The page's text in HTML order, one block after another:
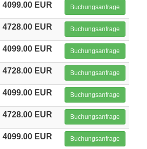
4099.00 EUR Buchungsanfrage
4728.00 EUR Buchungsanfrage
4099.00 EUR Buchungsanfrage
4728.00 EUR Buchungsanfrage
4099.00 EUR Buchungsanfrage
4728.00 EUR Buchungsanfrage
4099.00 EUR Buchungsanfrage